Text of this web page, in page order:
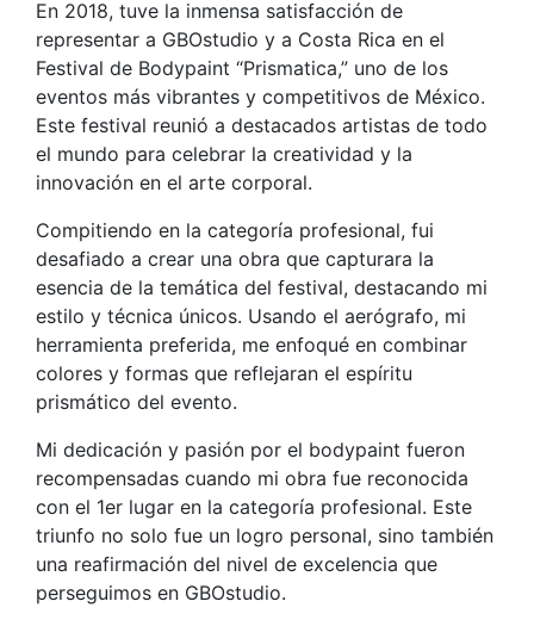
En 2018, tuve la inmensa satisfacción de
representar a GBOstudio y a Costa Rica en el
Festival de Bodypaint “Prismatica,” uno de los
eventos más vibrantes y competitivos de México.
Este festival reunió a destacados artistas de todo
el mundo para celebrar la creatividad y la
innovación en el arte corporal.
Compitiendo en la categoría profesional, fui
desafiado a crear una obra que capturara la
esencia de la temática del festival, destacando mi
estilo y técnica únicos. Usando el aerógrafo, mi
herramienta preferida, me enfoqué en combinar
colores y formas que reflejaran el espíritu
prismático del evento.
Mi dedicación y pasión por el bodypaint fueron
recompensadas cuando mi obra fue reconocida
con el 1er lugar en la categoría profesional. Este
triunfo no solo fue un logro personal, sino también
una reafirmación del nivel de excelencia que
perseguimos en GBOstudio.